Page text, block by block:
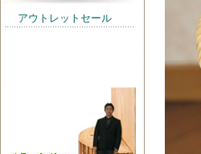
アウトレットセール